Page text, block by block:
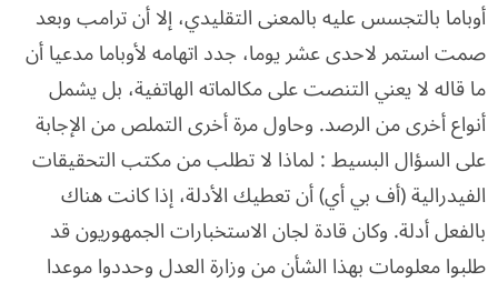
أوباما بالتجسس عليه بالمعنى التقليدي، إلا أن ترامب وبعد
صمت استمر لاحدى عشر يوما، جدد اتهامه لأوباما مدعيا أن
ما قاله لا يعني التنصت على مكالماته الهاتفية، بل يشمل
أنواع أخرى من الرصد. وحاول مرة أخرى التملص من الإجابة
على السؤال البسيط : لماذا لا تطلب من مكتب التحقيقات
الفيدرالية (أف بي أي) أن تعطيك الأدلة، إذا كانت هناك
بالفعل أدلة. وكان قادة لجان الاستخبارات الجمهوريون قد
طلبوا معلومات بهذا الشأن من وزارة العدل وحددوا موعدا